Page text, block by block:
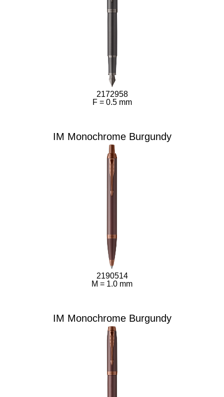
2172958
F = 0.5 mm
IM Monochrome Burgundy
2190514
M = 1.0 mm
IM Monochrome Burgundy